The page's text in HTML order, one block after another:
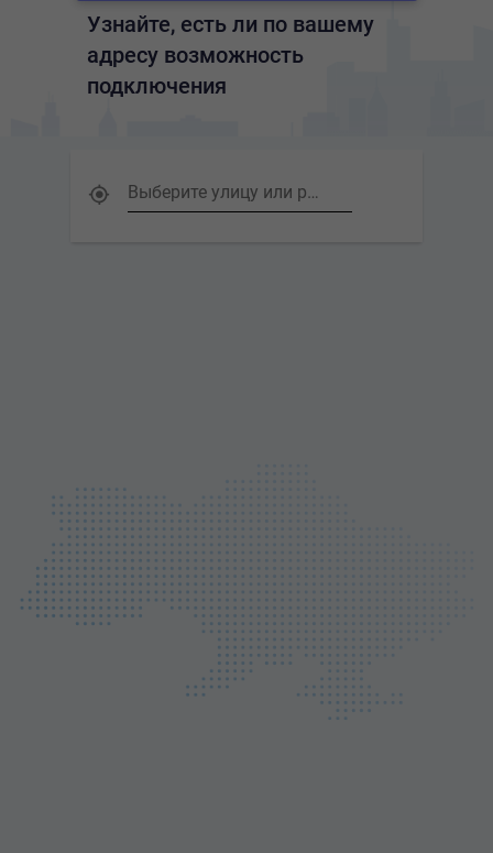
Узнайте, есть ли по вашему
адресу возможность
подключения
2
Выберите улицу или район